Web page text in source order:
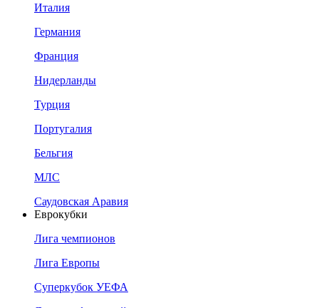
Италия
Германия
Франция
Нидерланды
Турция
Португалия
Бельгия
МЛС
Саудовская Аравия
Еврокубки
Лига чемпионов
Лига Европы
Суперкубок УЕФА